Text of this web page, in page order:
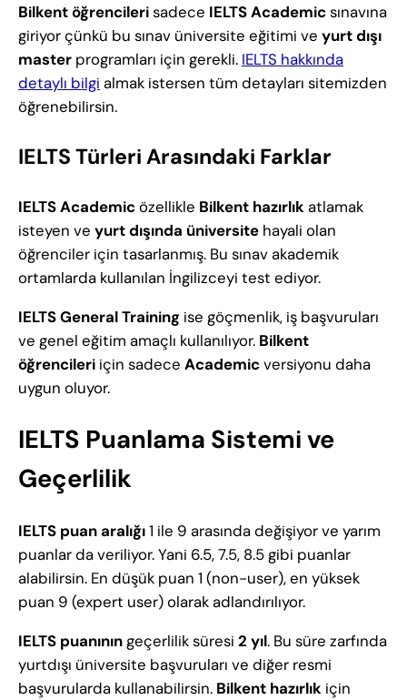
Bilkent öğrencilerisadece IELTS Academicsınavına
giriyor çünkü bu sınav üniversite eğitimi ve yurt dışı
master programları için gerekli. IELTS hakkında
detaylı bilgi almak istersen tüm detayları sitemizden
öğrenebilirsin.
IELTS Türleri Arasındaki Farklar
IELTS Academicözellikle Bilkent hazırlıkatlamak
isteyen ve yurt dışında üniversite hayali olan
öğrenciler için tasarlanmış. Bu sınav akademik
ortamlarda kullanılan İngilizceyi test ediyor.
IELTS General Training ise göçmenlik, iş başvuruları
ve genel eğitim amaçlı kullanılıyor. Bilkent
öğrencileri için sadece Academicversiyonu daha
uygun oluyor.
IELTS Puanlama Sistemi ve
Geçerlilik
IELTS puan aralığı1 ile 9 arasında değişiyor ve yarım
puanlar da veriliyor. Yani 6.5, 7.5, 8.5 gibi puanlar
alabilirsin. En düşük puan 1 (non-user), en yüksek
puan 9 (expert user) olarak adlandırılıyor.
IELTS puanınıngeçerlilik süresi 2 yıl. Bu süre zarfında
yurtdışı üniversite başvuruları ve diğer resmi
başvurularda kullanabilirsin. Bilkent hazırlık için